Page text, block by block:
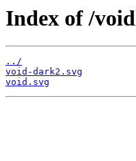
Index of /
../
void-dark2.svg
void.svg